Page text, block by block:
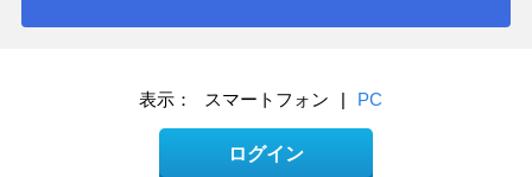
表示： スマートフォン | PC
ログイン